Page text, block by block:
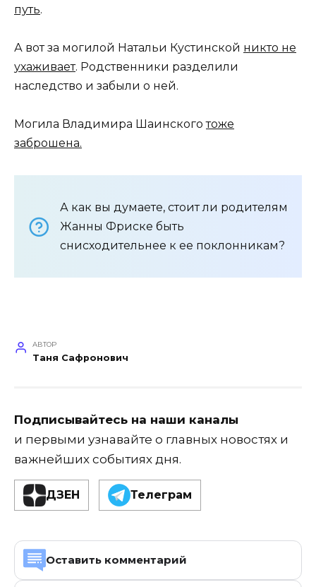
путь.
А вот за могилой Натальи Кустинской никто не
ухаживает. Родственники разделили
наследство и забыли о ней.
Могила Владимира Шаинскоготоже
заброшена.
А как вы думаете, стоит ли родителям
Жанны Фриске быть
снисходительнее к ее поклонникам?
АВТОР
Таня Сафронович
Подписывайтесь на наши каналы
и первыми узнавайте о главных новостях и
важнейших событиях дня.
ДЗЕН Телеграм
Оставить комментарий